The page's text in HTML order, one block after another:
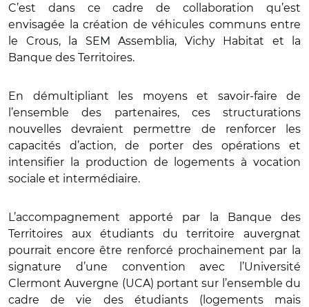
C’est dans ce cadre de collaboration qu’est
envisagée la création de véhicules communs entre
le Crous, la SEM Assemblia, Vichy Habitat et la
Banque des Territoires.
En démultipliant les moyens et savoir-faire de
l’ensemble des partenaires, ces structurations
nouvelles devraient permettre de renforcer les
capacités d’action, de porter des opérations et
intensifier la production de logements à vocation
sociale et intermédiaire.
L’accompagnement apporté par la Banque des
Territoires aux étudiants du territoire auvergnat
pourrait encore être renforcé prochainement par la
signature d’une convention avec l’Université
Clermont Auvergne (UCA) portant sur l’ensemble du
cadre de vie des étudiants (logements mais